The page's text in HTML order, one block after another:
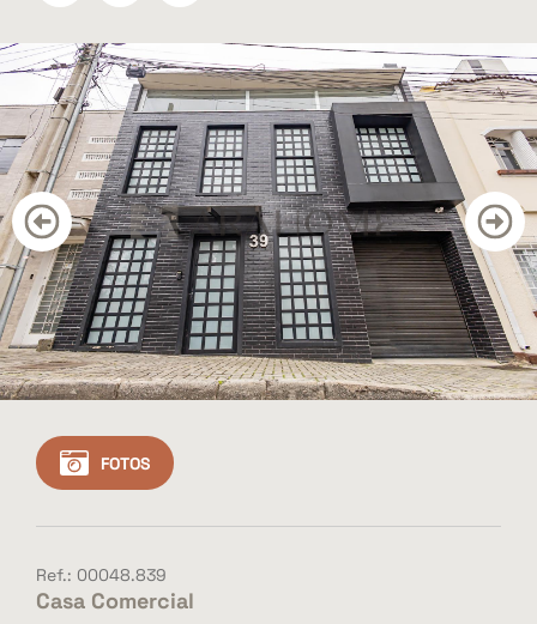
TRABALHE CONOSCO
DEPOIMENTOS
CONTATO
BLOG
Cadastre seu imóvel
Área do Cliente
Vendas: (41) 3501-3351
FOTOS
Ref.: 00048.839
Casa Comercial